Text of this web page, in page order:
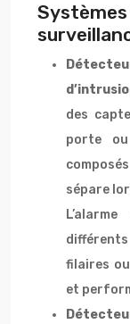
des
porte
sépare
filaires
et